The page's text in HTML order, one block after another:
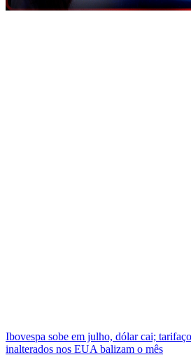
Ibovespa sobe em julho, dólar cai;
inalterados nos EUA balizam o mês